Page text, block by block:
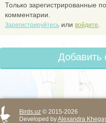
Только зарегистрированные
комментарии.
Зарегистрируйтесь или войдите
Добавить
Birds.uz © 2015-2026
Developed byAlexandra